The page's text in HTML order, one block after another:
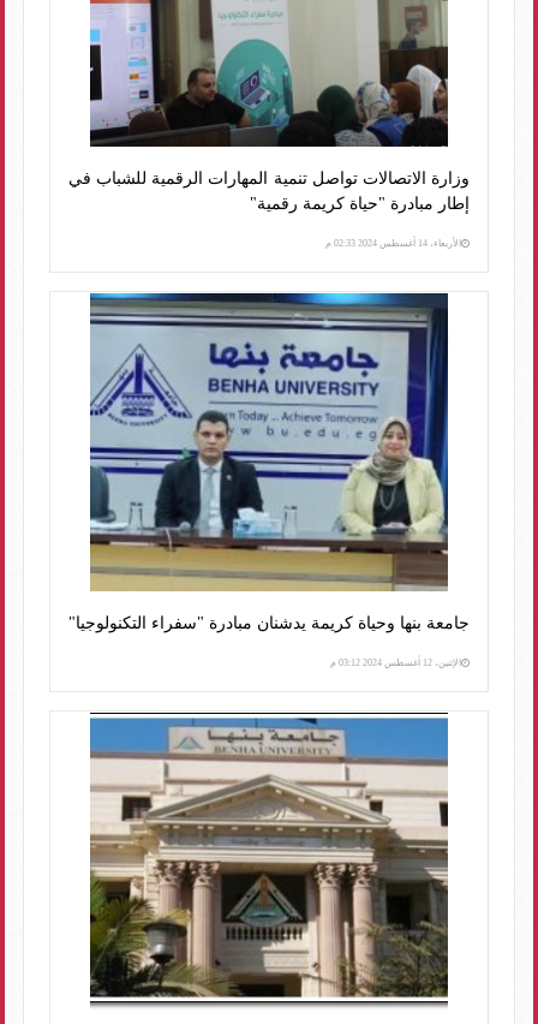
وزارة الاتصالات تواصل تنمية المهارات الرقمية للشباب في
إطار مبادرة "حياة كريمة رقمية"
الأربعاء، 14 أغسطس 2024 02:33 م
جامعة بنها وحياة كريمة يدشنان مبادرة "سفراء التكنولوجيا"
الإثنين، 12 أغسطس 2024 03:12 م